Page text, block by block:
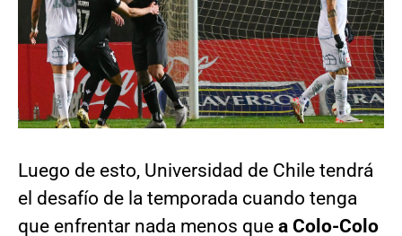
Luego de esto, Universidad de Chile tendrá
el desafío de la temporada cuando tenga
que enfrentar nada menos que a Colo-Colo